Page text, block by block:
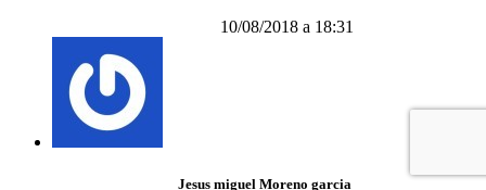
10/08/2018 a 18:31
Jesus miguel Moreno garcia